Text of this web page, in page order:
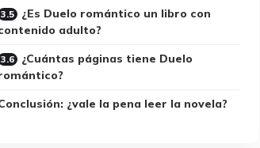
¿Es Duelo romántico un libro con
adulto?
¿Cuántas páginas tiene Duelo
¿vale la pena leer la novela?